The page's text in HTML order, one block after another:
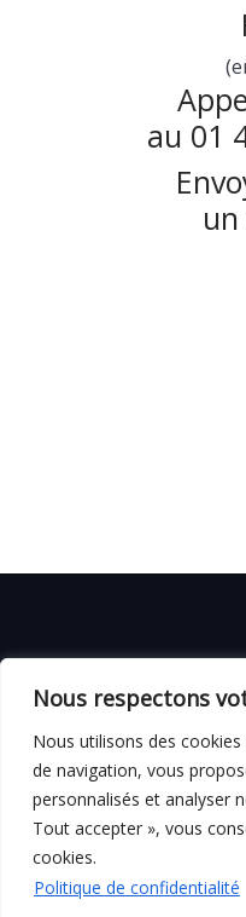
Nous respectons
Nous utilisons des
de navigation, vous
personnalisés et analyser
Tout accepter », vous
cookies.
Politique de confidentialité
au 01